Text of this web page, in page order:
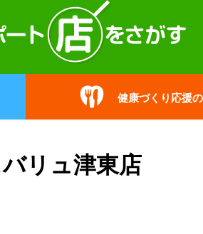
健康づくり応援
リュ津東店